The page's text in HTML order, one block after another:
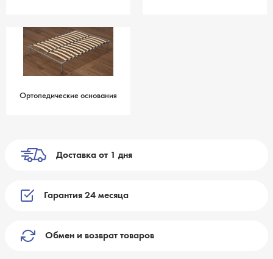
Ортопедические основания
Доставка от 1 дня
Гарантия 24 месяца
Обмен и возврат товаров